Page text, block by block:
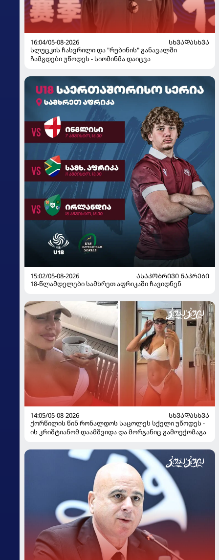
16:04/05-08-2026
ᲡᲮᲕᲐᲓᲐᲡᲮᲕᲐ
სლუცკის ჩასვრილი და "რუბინის" განავალში
ჩამგდები უწოდეს - სიომინმა დაიცვა
15:02/05-08-2026
ᲐᲡᲐᲙᲝᲑᲠᲘᲕᲘ ᲜᲐᲙᲠᲔᲑᲘ
18-წლამდელები სამხრეთ აფრიკაში ჩავიდნენ
14:05/05-08-2026
ᲡᲮᲕᲐᲓᲐᲡᲮᲕᲐ
ქორწილის წინ რონალდოს საცოლეს სქელი უწოდეს -
ის კრიშტიანომ დაამშვიდა და მორგანიც გამოექომაგა